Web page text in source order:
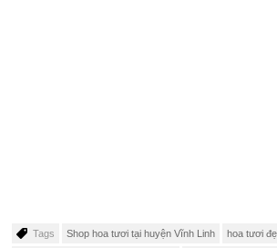
Tags Shop hoa tươi tại huyện Vĩnh Linh hoa tươi